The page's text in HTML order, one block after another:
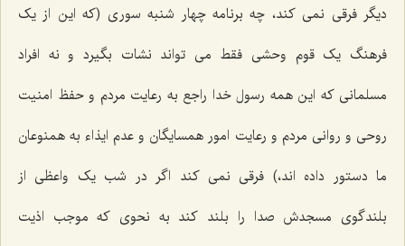
دیگر فرقی نمی کند، چه برنامه چهار شنبه سوری (که این از یک
فرهنگ یک قوم وحشی فقط می تواند نشات بگیرد و نه افراد
مسلمانی که این همه رسول خدا راجع به رعایت مردم و حفظ امنیت
روحی و روانی مردم و رعایت امور همسایگان و عدم ایذاء به همنوعان
ما دستور داده اند،) فرقی نمی کند اگر در شب یک واعظی از
بلندگوی مسجدش صدا را بلند کند به نحوی که موجب اذیت